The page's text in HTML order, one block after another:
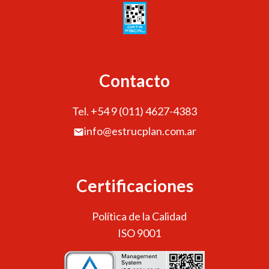
Contacto
Tel. +54 9 (011) 4627-4383
info@estrucplan.com.ar
Certificaciones
Política de la Calidad
ISO 9001